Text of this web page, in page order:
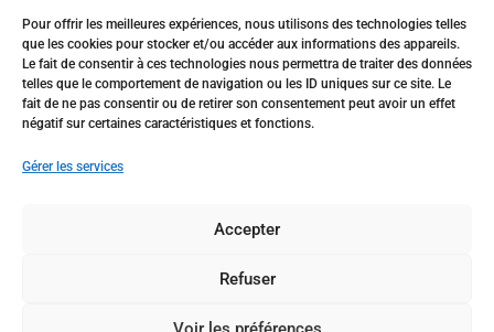
Pour offrir les meilleures expériences, nous utilisons des technologies telles
que les cookies pour stocker et/ou accéder aux informations des appareils.
Le fait de consentir à ces technologies nous permettra de traiter des données
telles que le comportement de navigation ou les ID uniques sur ce site. Le
fait de ne pas consentir ou de retirer son consentement peut avoir un effet
négatif sur certaines caractéristiques et fonctions.
Gérer les services
Accepter
Refuser
Glénan, 29000
QUIMPER
02 98 55 54 38